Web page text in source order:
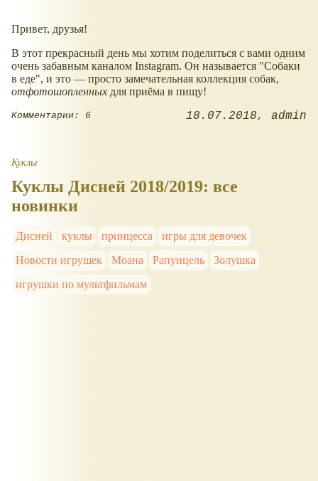
Привет, друзья!
В этот прекрасный день мы хотим поделиться с вами одним
очень забавным каналом Instagram. Он называется "Собаки
в еде", и это — просто замечательная коллекция собак,
отфотошопленных для приёма в пищу!
Комментарии: 6 18.07.2018 admin
Куклы
Куклы Дисней 2018/2019: все
новинки
Дисней куклы принцесса
игры для девочек
Новости игрушек
Моана Рапунцель
Золушка
игрушки по мультфильмам